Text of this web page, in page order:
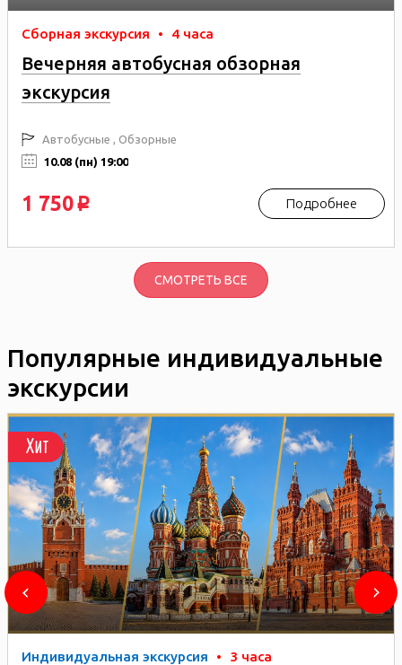
Сборная экскурсия • 4 часа
Вечерняя автобусная обзорная
экскурсия
Автобусные , Обзорные
10.08 (пн) 19:00
1 750 p Подробнее
СМОТРЕТЬ ВСЕ
Популярные индивидуальные
экскурсии
Хит
Индивидуальная экскурсия • 3 часа